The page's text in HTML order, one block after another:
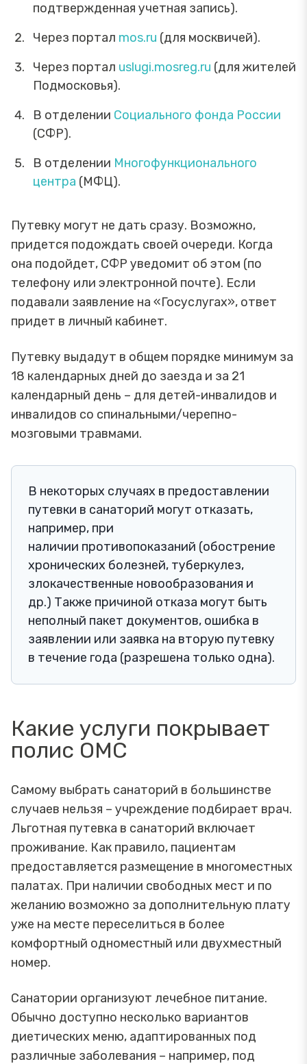
подтвержденная учетная запись).
Через портал mos.ru (для москвичей).
Через портал uslugi.mosreg.ru (для жителей
Подмосковья).
В отделении Социального фонда России
(СФР).
В отделении Многофункционального
центра (МФЦ).
Путевку могут не дать сразу. Возможно,
придется подождать своей очереди. Когда
она подойдет, СФР уведомит об этом (по
телефону или электронной почте). Если
подавали заявление на «Госуслугах», ответ
придет в личный кабинет.
Путевку выдадут в общем порядке минимум за
18 календарных дней до заезда и за 21
календарный день – для детей-инвалидов и
инвалидов со спинальными/черепно-
мозговыми травмами.
В некоторых случаях в предоставлении
путевки в санаторий могут отказать,
например, при
наличии противопоказаний (обострение
хронических болезней, туберкулез,
злокачественные новообразования и
др.) Также причиной отказа могут быть
неполный пакет документов, ошибка в
заявлении или заявка на вторую путевку
в течение года (разрешена только одна).
Какие услуги покрывает
полис ОМС
Самому выбрать санаторий в большинстве
случаев нельзя – учреждение подбирает врач.
Льготная путевка в санаторий включает
проживание. Как правило, пациентам
предоставляется размещение в многоместных
палатах. При наличии свободных мест и по
желанию возможно за дополнительную плату
уже на месте переселиться в более
комфортный одноместный или двухместный
номер.
Санатории организуют лечебное питание.
Обычно доступно несколько вариантов
диетических меню, адаптированных под
различные заболевания – например, под